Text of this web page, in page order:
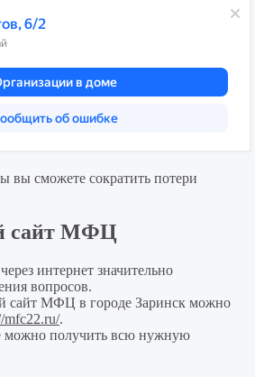
вы сможете сократить потери
сайт МФЦ
интернет значительно
вопросов.
сайт МФЦ в городе Заринск можно
mfc22.ru/.
можно получить всю нужную